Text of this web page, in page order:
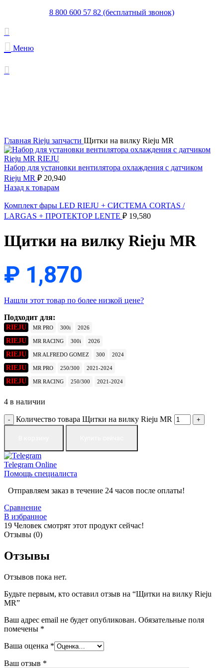
8 800 600 57 82 (бесплатный звонок)
Меню
Главная Rieju запчасти Щитки на вилку Rieju MR
Набор для установки вентилятора охлаждения с датчиком
Rieju MR ₽ 20,940
Назад к товарам
Комплект фары LED RIEJU + СИСТЕМА CORTAS /
LARGAS + ПРОТЕКТОР LENTE ₽ 19,580
Щитки на вилку Rieju MR
₽ 1,870
Нашли этот товар по более низкой цене?
Подходит для:
RIEJU MR PRO 300i 2026
RIEJU MR RACING 300i 2026
RIEJU MR ALFREDO GOMEZ 300 2024
RIEJU MR PRO 250/300 2021-2024
RIEJU MR RACING 250/300 2021-2024
4 в наличии
Количество товара Щитки на вилку Rieju MR
Telegram Online
Помощь специалиста
Отправляем заказ в течение 24 часов после оплаты!
Сравнение
В избранное
19 Человек смотрят этот продукт сейчас!
Отзывы (0)
Отзывы
Отзывов пока нет.
Будьте первым, кто оставил отзыв на “Щитки на вилку Rieju
MR”
Ваш адрес email не будет опубликован. Обязательные поля
помечены *
Ваша оценка *
Ваш отзыв *